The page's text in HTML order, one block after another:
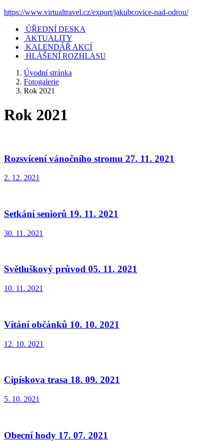
https://www.virtualtravel.cz/export/jakubcovice-nad-odrou/
ÚŘEDNÍ DESKA
AKTUALITY
KALENDÁŘ AKCÍ
HLÁŠENÍ ROZHLASU
Úvodní stránka
Fotogalerie
Rok 2021
Rok 2021
Rozsvícení vánočního stromu 27. 11. 2021
2. 12. 2021
Setkání seniorů 19. 11. 2021
30. 11. 2021
Světluškový průvod 05. 11. 2021
10. 11. 2021
Vítání občánků 10. 10. 2021
12. 10. 2021
Cipískova trasa 18. 09. 2021
5. 10. 2021
Obecní hody 17. 07. 2021